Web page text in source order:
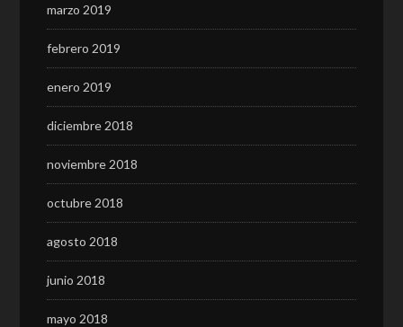
marzo 2019
febrero 2019
enero 2019
diciembre 2018
noviembre 2018
octubre 2018
agosto 2018
junio 2018
mayo 2018